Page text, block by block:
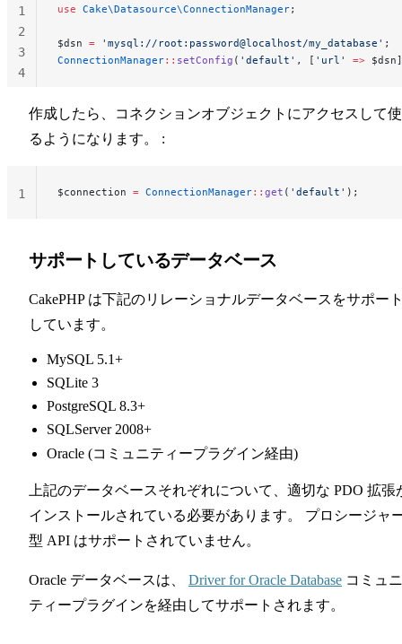
use Cake\Datasource\ConnectionManager;
$dsn = 'mysql://root:password@localhost/my_database' ;
ConnectionManager:: setConfig ( 'default' , [ 'url' =>
1
2
3
4
作成したら、コネクションオブジェクトにアクセスして
るようになります。 :
$connection = ConnectionManager:: get ( 'default' );
1
サポートしているデータベース
CakePHP は下記のリレーショナルデータベースをサポー
しています。
MySQL 5.1+
SQLite 3
PostgreSQL 8.3+
SQLServer 2008+
Oracle (コミュニティープラグイン経由)
上記のデータベースそれぞれについて、適切な PDO 拡張
インストールされている必要があります。 プロシージャ
型 API はサポートされていません。
Oracle データベースは、 Driver for Oracle Database コミュニ
ティープラグインを経由してサポートされます。